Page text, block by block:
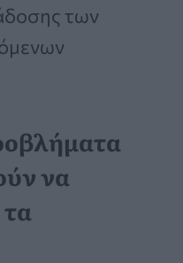
των
να